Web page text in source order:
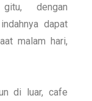
dengan
dapat
malam hari,
di luar, cafe